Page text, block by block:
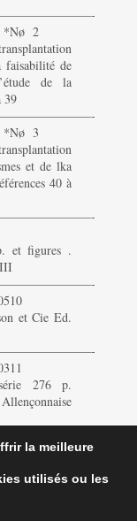
*Nø 2
faisabilité de
de la
39
3
et de lka
40 à
et figures .
et Cie Ed.
série 276 p.
la meilleure
utilisés ou les